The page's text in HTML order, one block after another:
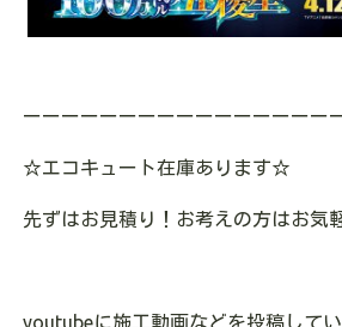
ーーーーーーーーーーーーーーーー
☆エコキュート在庫あります☆
先ずはお見積り！お考えの方はお気
youtubeに施工動画などを投稿して